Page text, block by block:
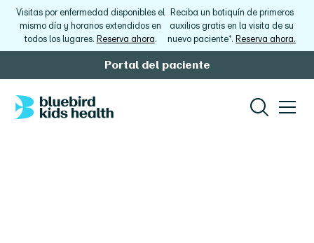
Visitas por enfermedad disponibles el
mismo día y horarios extendidos en
todos los lugares. Reserva ahora.
Reciba un botiquín de primeros
auxilios gratis en la visita de su
nuevo paciente*. Reserva ahora.
Portal del paciente